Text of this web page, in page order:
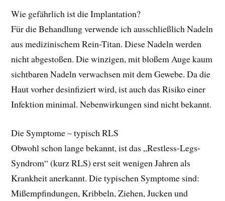
Wie gefährlich ist die Implantation?
Für die Behandlung verwende ich ausschließlich Nadeln
aus medizinischem Rein-Titan. Diese Nadeln werden
nicht abgestoßen. Die winzigen, mit bloßem Auge kaum
sichtbaren Nadeln verwachsen mit dem Gewebe. Da die
Haut vorher desinfiziert wird, ist auch das Risiko einer
Infektion minimal. Nebenwirkungen sind nicht bekannt.
Die Symptome – typisch RLS
Obwohl schon lange bekannt, ist das „Restless-Legs-
Syndrom“ (kurz RLS) erst seit wenigen Jahren als
Krankheit anerkannt. Die typischen Symptome sind:
Mißempfindungen, Kribbeln, Ziehen, Jucken und